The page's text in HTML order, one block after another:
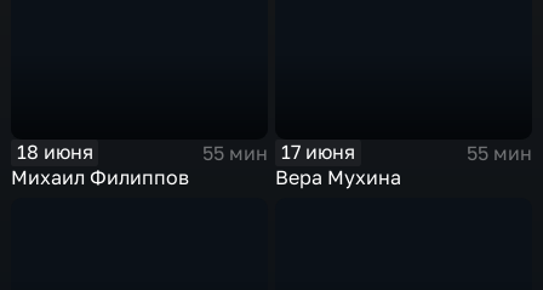
18 июня
55 мин
Михаил Филиппов
17 июня
55 мин
Вера Мухина